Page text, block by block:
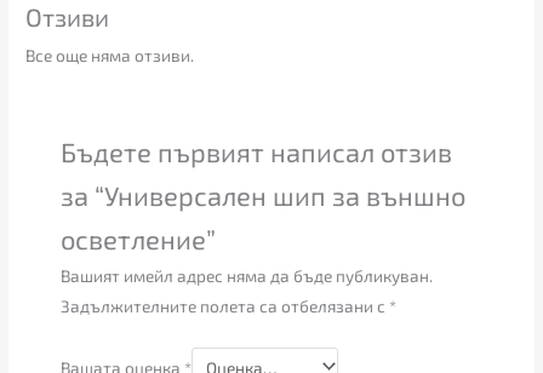
Отзиви
Все още няма отзиви.
Бъдете първият написал отзив
за “Универсален шип за външно
осветление”
Вашият имейл адрес няма да бъде публикуван.
Задължителните полета са отбелязани с *
Вашата оценка *